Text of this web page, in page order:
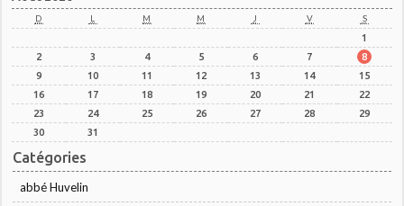
D L M M J V S
1
2
3 4 5 6 7
8
9
10 11 12 13 14
15
16
17 18 19 20 21
22
23
24 25 26 27 28
29
30
31
Catégories
abbé Huvelin